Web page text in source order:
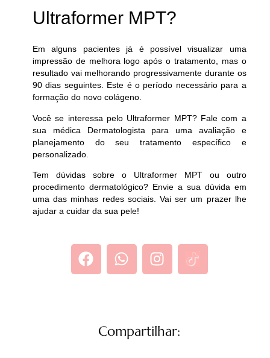
Ultraformer MPT?
Em alguns pacientes já é possível visualizar uma
impressão de melhora logo após o tratamento, mas o
resultado vai melhorando progressivamente durante os
90 dias seguintes. Este é o período necessário para a
formação do novo colágeno.
Você se interessa pelo Ultraformer MPT? Fale com a
sua médica Dermatologista para uma avaliação e
planejamento do seu tratamento específico e
personalizado.
Tem dúvidas sobre o Ultraformer MPT ou outro
procedimento dermatológico? Envie a sua dúvida em
uma das minhas redes sociais. Vai ser um prazer lhe
ajudar a cuidar da sua pele!
Compartilhar: